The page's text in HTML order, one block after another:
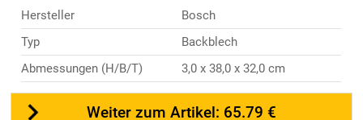
Hersteller
Bosch
Typ
Backblech
Abmessungen (H/B/T)
3,0 x 38,0 x 32,0 cm
Weiter zum Artikel: 65.79 €